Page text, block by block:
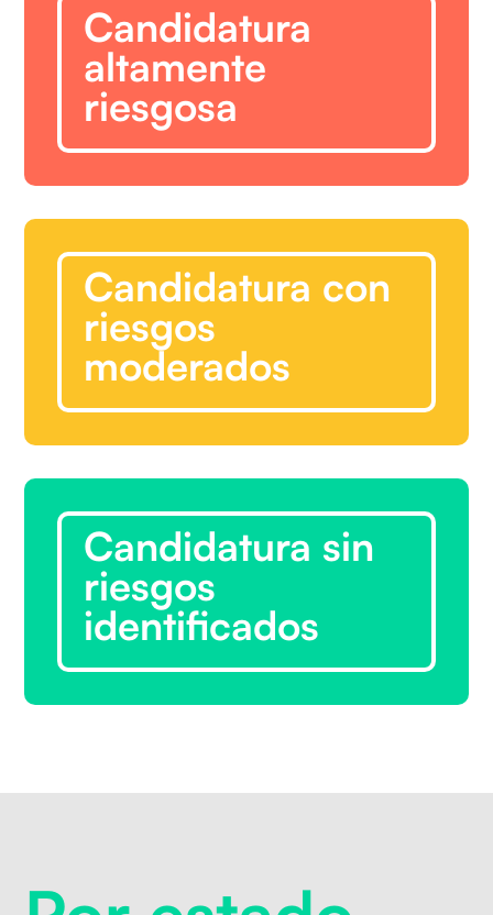
Candidatura
altamente
riesgosa
Candidatura con
riesgos
moderados
Candidatura sin
riesgos
identificados